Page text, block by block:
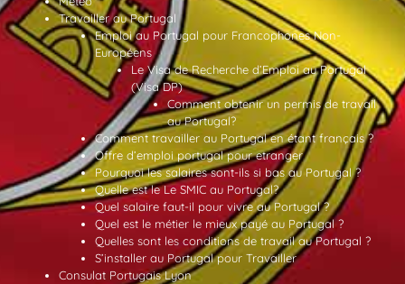
Travailler au Portugal
Emploi au Portugal pour Francophones Non-
Européens
Le Visa de Recherche d’Emploi au Portugal
(Visa DP)
Comment obtenir un permis de travail
au Portugal?
Comment travailler au Portugal en étant français ?
Offre d’emploi portugal pour etranger
Pourquoi les salaires sont-ils si bas au Portugal ?
Quelle est le Le SMIC au Portugal?
Quel salaire faut-il pour vivre au Portugal ?
Quel est le métier le mieux payé au Portugal ?
Quelles sont les conditions de travail au Portugal ?
S’installer au Portugal pour Travailler
Consulat Portugais Lyon